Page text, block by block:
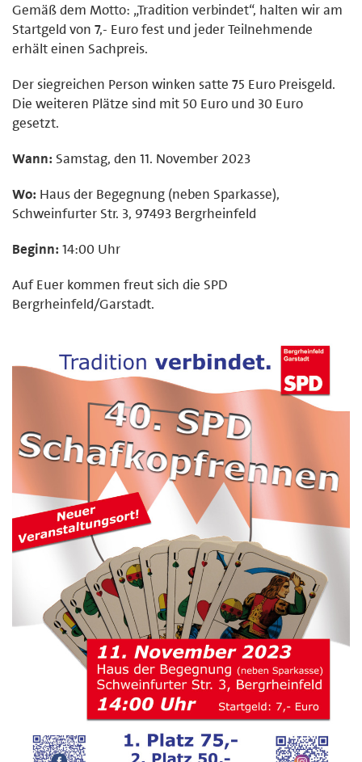
Gemäß dem Motto: „Tradition verbindet“, halten wir am
Startgeld von 7,- Euro fest und jeder Teilnehmende
erhält einen Sachpreis.
Der siegreichen Person winken satte 75 Euro Preisgeld.
Die weiteren Plätze sind mit 50 Euro und 30 Euro
gesetzt.
Wann: Samstag, den 11. November 2023
Wo: Haus der Begegnung (neben Sparkasse),
Schweinfurter Str. 3, 97493 Bergrheinfeld
Beginn: 14:00 Uhr
Auf Euer kommen freut sich die SPD
Bergrheinfeld/Garstadt.